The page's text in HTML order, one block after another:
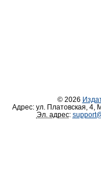
© 2026
Адрес: ул. Платовская, 4
Эл. адрес: